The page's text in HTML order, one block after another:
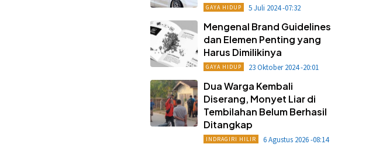
GAYA HIDUP 5 Juli 2024 -07:32
Mengenal Brand Guidelines
dan Elemen Penting yang
Harus Dimilikinya
GAYA HIDUP 23 Oktober 2024 -20:01
Dua Warga Kembali
Diserang, Monyet Liar di
Tembilahan Belum Berhasil
Ditangkap
INDRAGIRI HILIR 6 Agustus 2026 -08:14